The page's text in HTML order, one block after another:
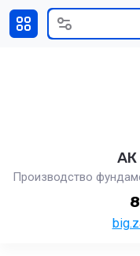
АК
Производство